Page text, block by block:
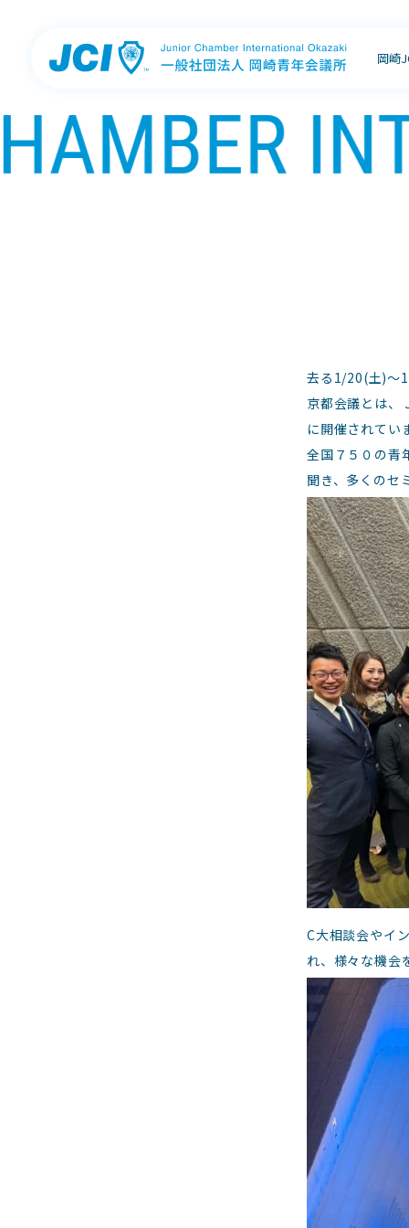
岡崎
去る1/20(土)～
京都会議とは、
に開催されてい
全国７５０の青
聞き、多くのセ
C大相談会やイ
れ、様々な機会